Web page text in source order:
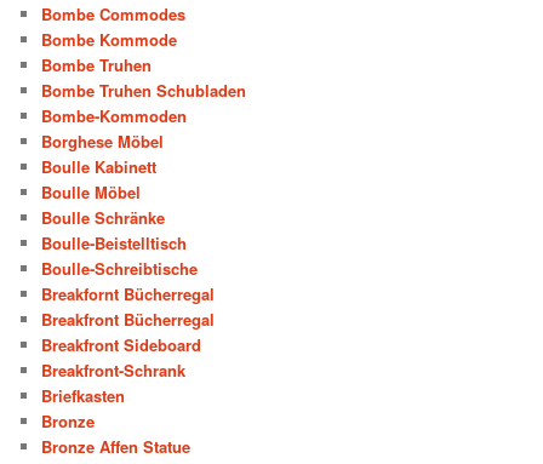
Bombe Commodes
Bombe Kommode
Bombe Truhen
Bombe Truhen Schubladen
Bombe-Kommoden
Borghese Möbel
Boulle Kabinett
Boulle Möbel
Boulle Schränke
Boulle-Beistelltisch
Boulle-Schreibtische
Breakfornt Bücherregal
Breakfront Bücherregal
Breakfront Sideboard
Breakfront-Schrank
Briefkasten
Bronze
Bronze Affen Statue